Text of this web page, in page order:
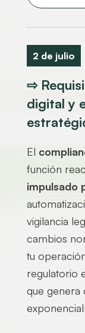
2 de julio
⇨
digital y
El
función
impulsado
vigilancia
cambios
tu
regulatorio
que genera